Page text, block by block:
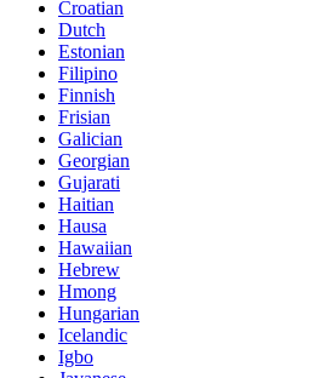
Croatian
Dutch
Estonian
Filipino
Finnish
Frisian
Galician
Georgian
Gujarati
Haitian
Hausa
Hawaiian
Hebrew
Hmong
Hungarian
Icelandic
Igbo